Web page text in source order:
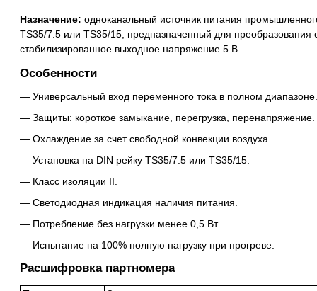
Назначение: одноканальный источник питания
TS35/7.5 или TS35/15, предназначенный для преобразования
стабилизированное выходное напряжение 5 В.
Особенности
Универсальный вход переменного тока в полном диапазоне.
Защиты: короткое замыкание, перегрузка, перенапряжение.
Охлаждение за счет свободной конвекции воздуха.
Установка на DIN рейку TS35/7.5 или TS35/15.
Класс изоляции II.
Светодиодная индикация наличия питания.
Потребление без нагрузки менее 0,5 Вт.
Испытание на 100% полную нагрузку при прогреве.
Расшифровка партномера